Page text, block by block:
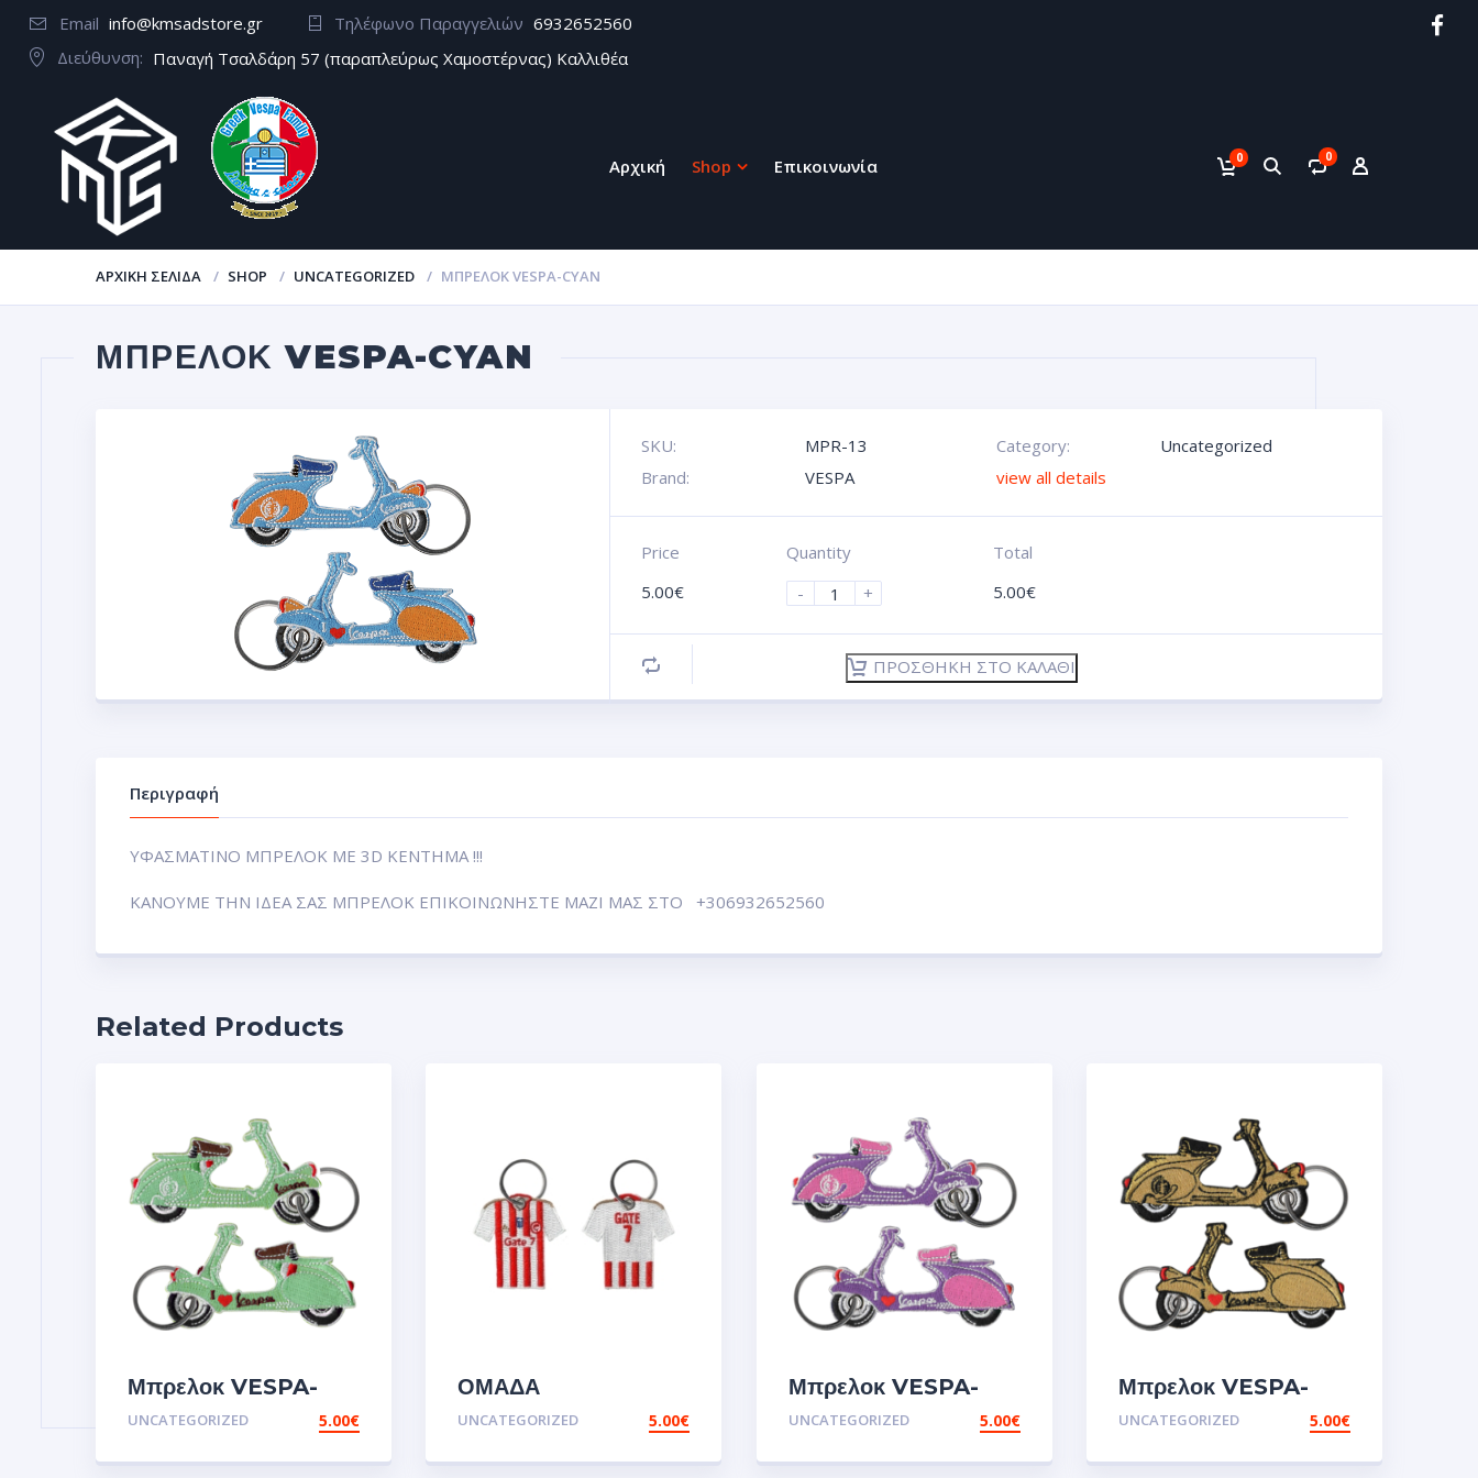
Email info@kmsadstore.gr Τηλέφωνο Παραγγελιών 6932652560
Διεύθυνση: Παναγή Τσαλδάρη 57 (παραπλεύρως Χαμοστέρνας) Καλλιθέα
Αρχική Shop Επικοινωνία 0 0
ΑΡΧΙΚΉ ΣΕΛΊΔΑ SHOP UNCATEGORIZED ΜΠΡΕΛΟΚ VESPA-CYAN
ΜΠΡΕΛΟΚ VESPA-CYAN
SKU: MPR-13 Category:
Uncategorized
Brand:
VESPA view all details
Price
5.00€
Quantity
-
+
Total
5.00€
ΠΡΟΣΘΉΚΗ ΣΤΟ ΚΑΛΆΘΙ
Περιγραφή
ΥΦΑΣΜΑΤΙΝΟ ΜΠΡΕΛΟΚ ΜΕ 3D ΚΕΝΤΗΜΑ !!!
ΚΑΝΟΥΜΕ ΤΗΝ ΙΔΕΑ ΣΑΣ ΜΠΡΕΛΟΚ ΕΠΙΚΟΙΝΩΝΗΣΤΕ ΜΑΖΙ ΜΑΣ ΣΤΟ +306932652560
Related Products
Μπρελοκ VESPA-
GREEN.
UNCATEGORIZED 5.00€
ΟΜΑΔΑ
ΟΛΥΜΠΙΑΚΟΣ
ΜΠΡΕΛΟΚ ΚΕΝΤΗΜΑ
UNCATEGORIZED 5.00€
Μπρελοκ VESPA-
PURPLE
UNCATEGORIZED 5.00€
Μπρελοκ VESPA-
GOLD
UNCATEGORIZED 5.00€